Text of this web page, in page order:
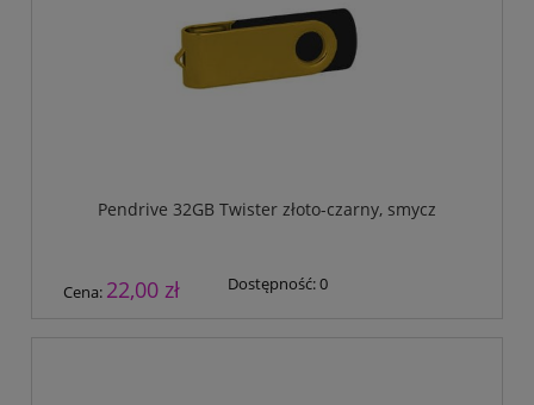
Pendrive 32GB Twister złoto-czarny, smycz
Cena: 22,00 zł Dostępność:0